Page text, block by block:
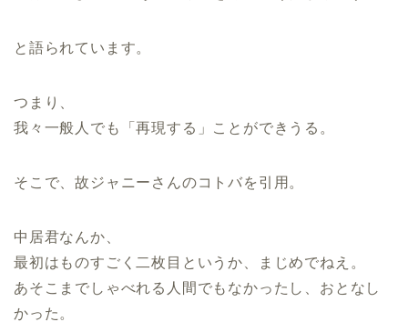
と語られています。
つまり、
我々一般人でも「再現する」ことができうる。
そこで、故ジャニーさんのコトバを引用。
中居君なんか、
最初はものすごく二枚目というか、まじめでねえ。
あそこまでしゃべれる人間でもなかったし、おとなし
かった。